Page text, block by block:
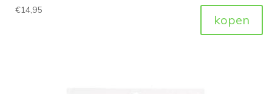
€14,95
kopen